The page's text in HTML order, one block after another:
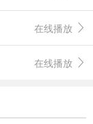
在线播放
在线播放